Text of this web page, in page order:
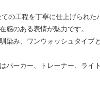
の工程を丁寧に仕上げられ
感のある表情が魅力です。
染み、ワンウォッシュタイ
パーカー、トレーナー、ラ